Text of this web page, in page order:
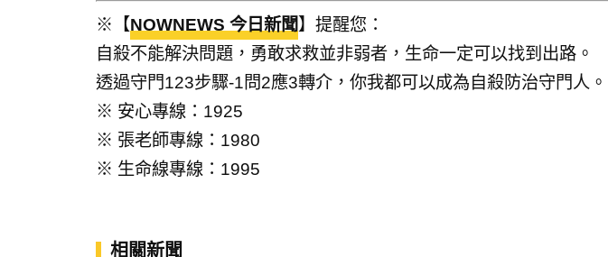
※【NOWNEWS 今日新聞】提醒您：
自殺不能解決問題，勇敢求救並非弱者，生命一定可以找到出路。
透過守門123步驟-1問2應3轉介，你我都可以成為自殺防治守門人。
※ 安心專線：1925
※ 張老師專線：1980
※ 生命線專線：1995
相關新聞